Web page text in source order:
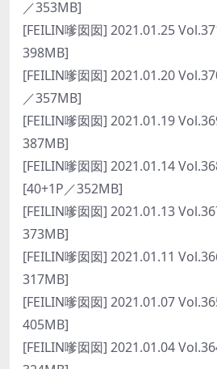
／353MB]
[FEILIN嗲囡囡] 2021.01.25
398MB]
[FEILIN嗲囡囡] 2021.01.20
／357MB]
[FEILIN嗲囡囡] 2021.01.19
387MB]
[FEILIN嗲囡囡] 2021.01.14
[40+1P／352MB]
[FEILIN嗲囡囡] 2021.01.13
373MB]
[FEILIN嗲囡囡] 2021.01.11
317MB]
[FEILIN嗲囡囡] 2021.01.07
405MB]
[FEILIN嗲囡囡] 2021.01.04